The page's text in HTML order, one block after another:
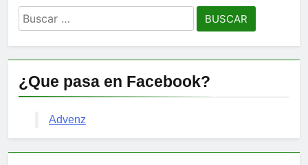
Buscar:
¿Que pasa en Facebook?
Advenz